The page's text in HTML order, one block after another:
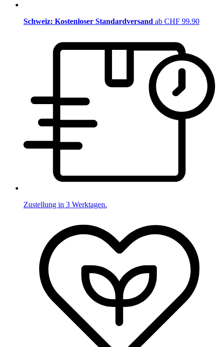
Schweiz: Kostenloser Standardversand ab CHF 99.90
Zustellung in 3 Werktagen.